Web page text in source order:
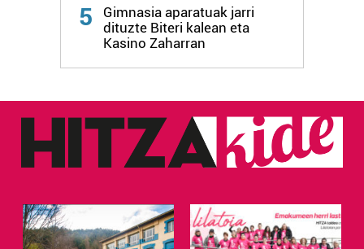
fitxategiak erabiltzen ditu. Zure esperientzia eta
zerbitzuak hobetzeko asmoz, cookie teknologiaz
irakurri
5
Gimnasia aparatuak jarri
dituzte Biteri kalean eta
Kasino Zaharran